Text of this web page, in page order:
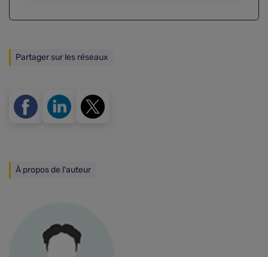
Partager sur les réseaux
À propos de l'auteur